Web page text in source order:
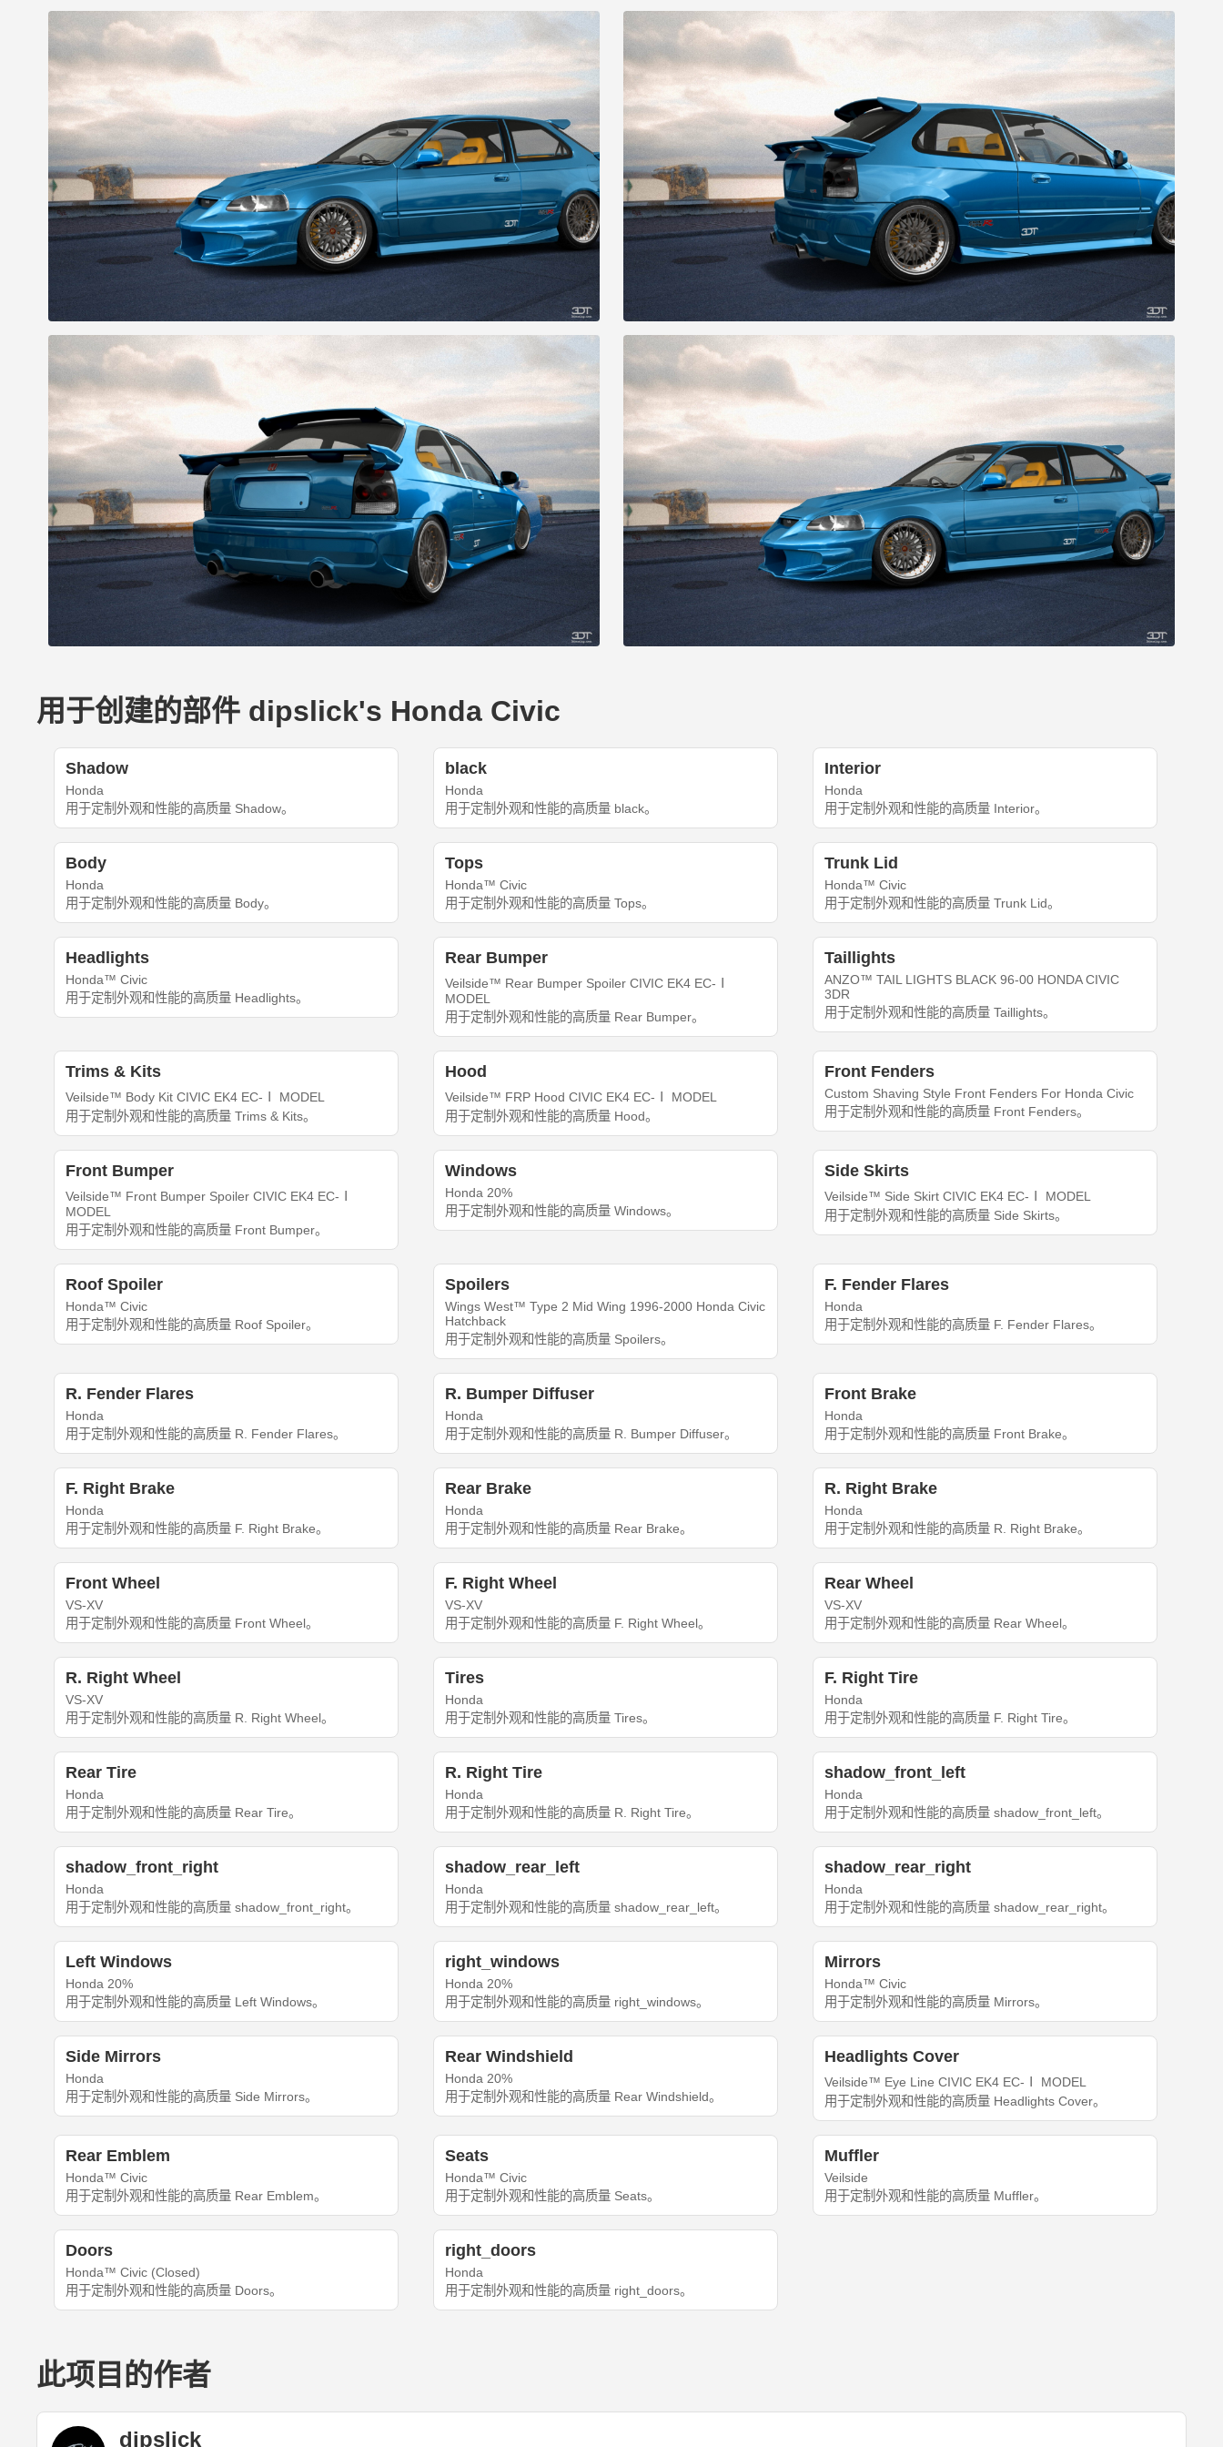
用于创建的部件 dipslick's Honda Civic
Shadow
Honda
用于定制外观和性能的高质量 Shadow。
black
Honda
用于定制外观和性能的高质量 black。
Interior
Honda
用于定制外观和性能的高质量 Interior。
Body
Honda
用于定制外观和性能的高质量 Body。
Tops
Honda™ Civic
用于定制外观和性能的高质量 Tops。
Trunk Lid
Honda™ Civic
用于定制外观和性能的高质量 Trunk Lid。
Headlights
Honda™ Civic
用于定制外观和性能的高质量 Headlights。
Rear Bumper
Veilside™ Rear Bumper Spoiler CIVIC EK4 EC-Ⅰ
MODEL
用于定制外观和性能的高质量 Rear Bumper。
Taillights
ANZO™ TAIL LIGHTS BLACK 96-00 HONDA CIVIC
3DR
用于定制外观和性能的高质量 Taillights。
Trims & Kits
Veilside™ Body Kit CIVIC EK4 EC-Ⅰ MODEL
用于定制外观和性能的高质量 Trims & Kits。
Hood
Veilside™ FRP Hood CIVIC EK4 EC-Ⅰ MODEL
用于定制外观和性能的高质量 Hood。
Front Fenders
Custom Shaving Style Front Fenders For Honda Civic
用于定制外观和性能的高质量 Front Fenders。
Front Bumper
Veilside™ Front Bumper Spoiler CIVIC EK4 EC-Ⅰ
MODEL
用于定制外观和性能的高质量 Front Bumper。
Windows
Honda 20%
用于定制外观和性能的高质量 Windows。
Side Skirts
Veilside™ Side Skirt CIVIC EK4 EC-Ⅰ MODEL
用于定制外观和性能的高质量 Side Skirts。
Roof Spoiler
Honda™ Civic
用于定制外观和性能的高质量 Roof Spoiler。
Spoilers
Wings West™ Type 2 Mid Wing 1996-2000 Honda Civic
Hatchback
用于定制外观和性能的高质量 Spoilers。
F. Fender Flares
Honda
用于定制外观和性能的高质量 F. Fender Flares。
R. Fender Flares
Honda
用于定制外观和性能的高质量 R. Fender Flares。
R. Bumper Diffuser
Honda
用于定制外观和性能的高质量 R. Bumper Diffuser。
Front Brake
Honda
用于定制外观和性能的高质量 Front Brake。
F. Right Brake
Honda
用于定制外观和性能的高质量 F. Right Brake。
Rear Brake
Honda
用于定制外观和性能的高质量 Rear Brake。
R. Right Brake
Honda
用于定制外观和性能的高质量 R. Right Brake。
Front Wheel
VS-XV
用于定制外观和性能的高质量 Front Wheel。
F. Right Wheel
VS-XV
用于定制外观和性能的高质量 F. Right Wheel。
Rear Wheel
VS-XV
用于定制外观和性能的高质量 Rear Wheel。
R. Right Wheel
VS-XV
用于定制外观和性能的高质量 R. Right Wheel。
Tires
Honda
用于定制外观和性能的高质量 Tires。
F. Right Tire
Honda
用于定制外观和性能的高质量 F. Right Tire。
Rear Tire
Honda
用于定制外观和性能的高质量 Rear Tire。
R. Right Tire
Honda
用于定制外观和性能的高质量 R. Right Tire。
shadow_front_left
Honda
用于定制外观和性能的高质量 shadow_front_left。
shadow_front_right
Honda
用于定制外观和性能的高质量 shadow_front_right。
shadow_rear_left
Honda
用于定制外观和性能的高质量 shadow_rear_left。
shadow_rear_right
Honda
用于定制外观和性能的高质量 shadow_rear_right。
Left Windows
Honda 20%
用于定制外观和性能的高质量 Left Windows。
right_windows
Honda 20%
用于定制外观和性能的高质量 right_windows。
Mirrors
Honda™ Civic
用于定制外观和性能的高质量 Mirrors。
Side Mirrors
Honda
用于定制外观和性能的高质量 Side Mirrors。
Rear Windshield
Honda 20%
用于定制外观和性能的高质量 Rear Windshield。
Headlights Cover
Veilside™ Eye Line CIVIC EK4 EC-Ⅰ MODEL
用于定制外观和性能的高质量 Headlights Cover。
Rear Emblem
Honda™ Civic
用于定制外观和性能的高质量 Rear Emblem。
Seats
Honda™ Civic
用于定制外观和性能的高质量 Seats。
Muffler
Veilside
用于定制外观和性能的高质量 Muffler。
Doors
Honda™ Civic (Closed)
用于定制外观和性能的高质量 Doors。
right_doors
Honda
用于定制外观和性能的高质量 right_doors。
此项目的作者
dipslick